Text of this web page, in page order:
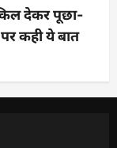
देकर पूछा-
कही ये बात